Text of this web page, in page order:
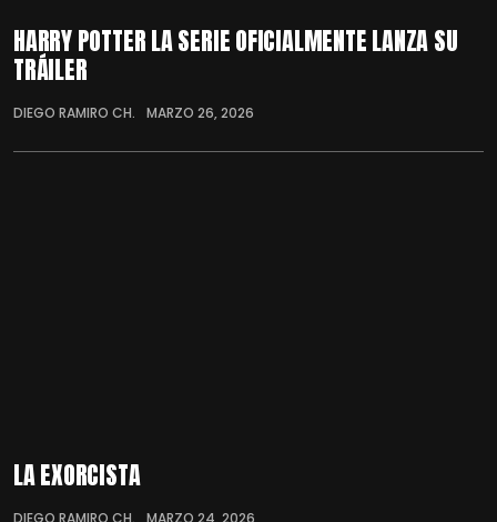
HARRY POTTER LA SERIE OFICIALMENTE LANZA SU
TRÁILER
DIEGO RAMIRO CH. MARZO 26, 2026
LA EXORCISTA
DIEGO RAMIRO CH. MARZO 24, 2026